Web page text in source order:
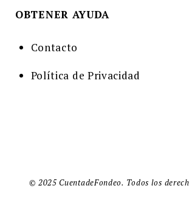
OBTENER AYUDA
Contacto
Política de Privacidad
© 2025 CuentadeFondeo. Todos los